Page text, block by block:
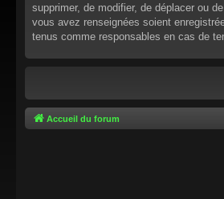
supprimer, de modifier, de déplacer ou
vous avez renseignées soient
tenus comme responsables en cas de
Accueil du forum